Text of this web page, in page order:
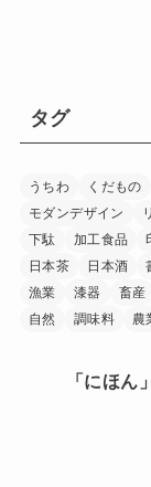
タグ
うちわ くだもの
モダンデザイン
下駄
加工食品
日本茶
日本酒
漁業
漆器 畜産
自然
調味料 農
「にほん